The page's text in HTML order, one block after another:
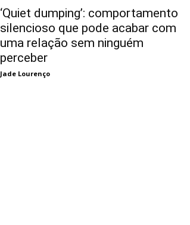
‘Quiet dumping’: comportamento
silencioso que pode acabar com
uma relação sem ninguém
perceber
Jade Lourenço